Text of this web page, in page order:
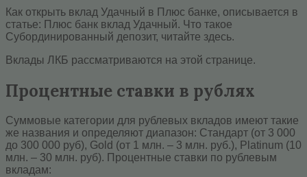
Как открыть вклад Удачный в Плюс банке, описывается в
статье: Плюс банк вклад Удачный. Что такое
Субординированный депозит, читайте здесь.
Вклады ЛКБ рассматриваются на этой странице.
Процентные ставки в рублях
Суммовые категории для рублевых вкладов имеют такие
же названия и определяют диапазон: Стандарт (от 3 000
до 300 000 руб), Gold (от 1 млн. – 3 млн. руб.), Platinum (10
млн. – 30 млн. руб). Процентные ставки по рублевым
вкладам: